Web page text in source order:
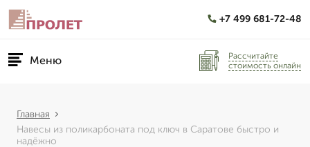
+7 499 681-72-48
Меню
Рассчитайте
стоимость онлайн
Главная
Навесы из поликарбоната под ключ в Саратове быстро и
надёжно